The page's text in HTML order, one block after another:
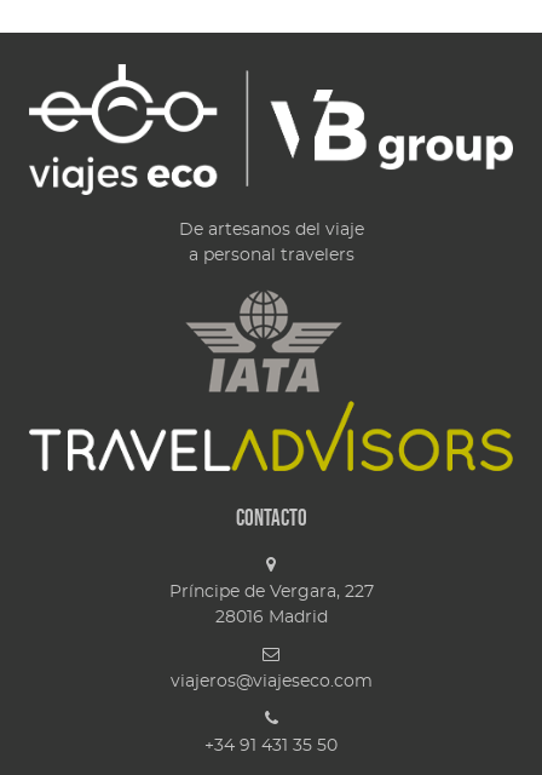
De artesanos del viaje
a personal travelers
Contacto
Príncipe de Vergara, 227
28016 Madrid
viajeros@viajeseco.com
+34 91 431 35 50